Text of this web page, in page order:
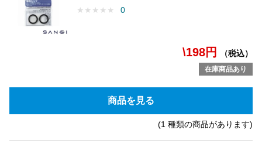
★ ★ ★ ★ ★ 0
\198円 （税込）
在庫商品あり
商品を見る
(1 種類の商品があります)